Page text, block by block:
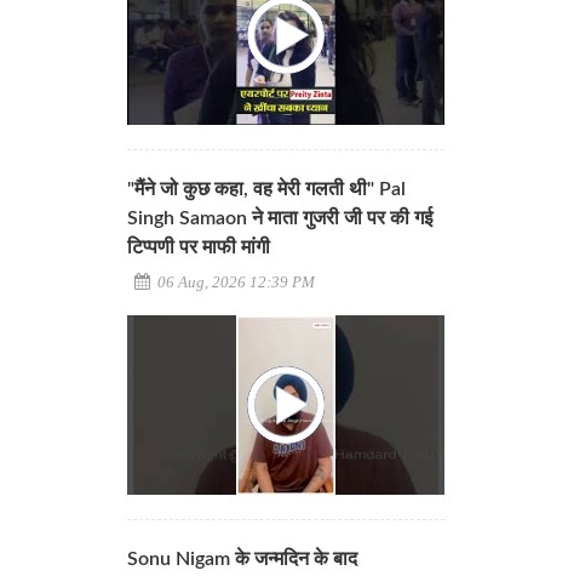
"मैंने जो कुछ कहा, वह मेरी गलती थी" Pal
Singh Samaon ने माता गुजरी जी पर की गई
टिप्पणी पर माफी मांगी
06 Aug, 2026 12:39 PM
Sonu Nigam के जन्मदिन के बाद